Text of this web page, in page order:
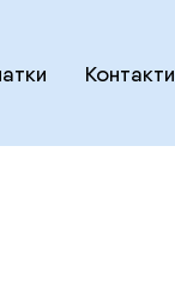
Контакти